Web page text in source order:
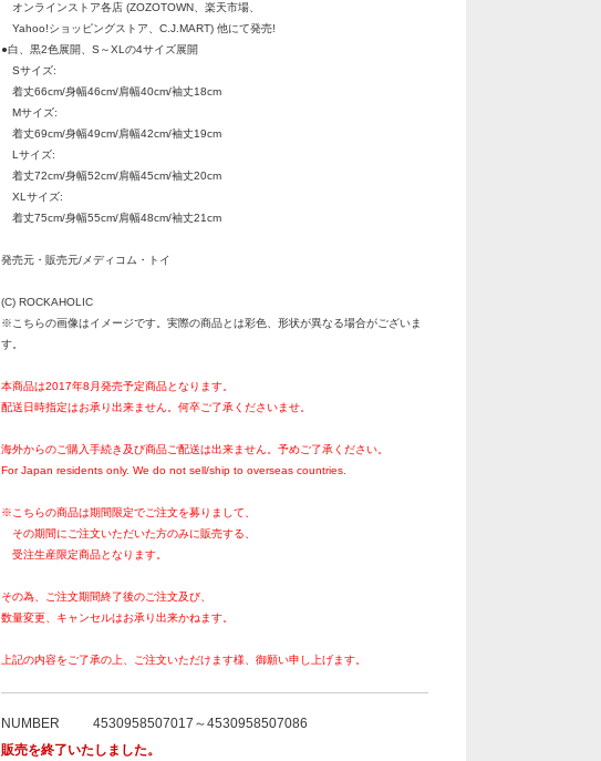
オンラインストア各店 (ZOZOTOWN、楽天市場、
Yahoo!ショッピングストア、C.J.MART) 他にて発売!
●白、黒2色展開、S～XLの4サイズ展開
Sサイズ:
着丈66cm/身幅46cm/肩幅40cm/袖丈18cm
Mサイズ:
着丈69cm/身幅49cm/肩幅42cm/袖丈19cm
Lサイズ:
着丈72cm/身幅52cm/肩幅45cm/袖丈20cm
XLサイズ:
着丈75cm/身幅55cm/肩幅48cm/袖丈21cm
発売元・販売元/メディコム・トイ
(C) ROCKAHOLIC
※こちらの画像はイメージです。実際の商品とは彩色、形状が異なる場合がございま
す。
本商品は2017年8月発売予定商品となります。
配送日時指定はお承り出来ません。何卒ご了承くださいませ。
海外からのご購入手続き及び商品ご配送は出来ません。予めご了承ください。
For Japan residents only. We do not sell/ship to overseas countries.
※こちらの商品は期間限定でご注文を募りまして、
その期間にご注文いただいた方のみに販売する、
受注生産限定商品となります。
その為、ご注文期間終了後のご注文及び、
数量変更、キャンセルはお承り出来かねます。
上記の内容をご了承の上、ご注文いただけます様、御願い申し上げます。
NUMBER
4530958507017～4530958507086
販売を終了いたしました。